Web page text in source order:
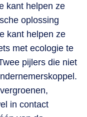
kant helpen ze
oplossing
kant helpen ze
met ecologie te
pijlers die niet
in contact